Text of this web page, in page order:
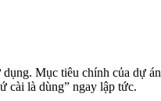
Mục tiêu chính của dự
cài là dùng” ngay lập tức.